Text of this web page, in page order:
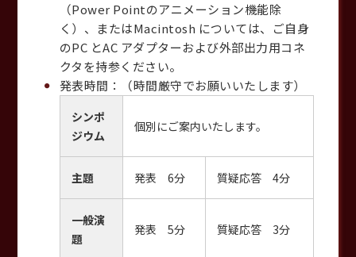
（Power Pointのアニメーション機能除
く）、またはMacintosh については、ご自身
のPC とAC アダプターおよび外部出力用コネ
クタを持参ください。
発表時間：（時間厳守でお願いいたします）
シンポ
ジウム
個別にご案内いたします。
主題 発表 6分 質疑応答 4分
一般演
題
発表 5分 質疑応答 3分